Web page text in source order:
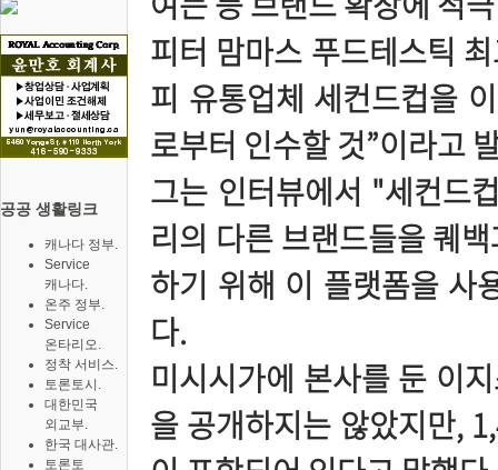
공공 생활링크
캐나다 정부.
Service
캐나다.
온주 정부.
Service
온타리오.
정착 서비스.
토론토시.
대한민국
외교부.
한국 대사관.
토론토
피터 맘마스 푸드테스틱
피 유통업체 세컨드컵을
로부터 인수할 것”이라고
그는 인터뷰에서 "세컨드
리의 다른 브랜드들을 퀘
하기 위해 이 플랫폼을 사
다.
미시시가에 본사를 둔 이
을 공개하지는 않았지만,